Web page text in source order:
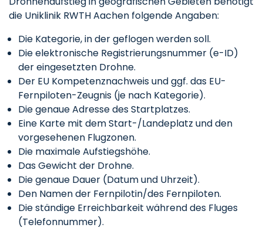
die Uniklinik RWTH Aachen folgende Angaben:
Die Kategorie, in der geflogen werden soll.
Die elektronische Registrierungsnummer (e-ID)
der eingesetzten Drohne.
Der EU Kompetenznachweis und ggf. das EU-
Fernpiloten-Zeugnis (je nach Kategorie).
Die genaue Adresse des Startplatzes.
Eine Karte mit dem Start-/Landeplatz und den
vorgesehenen Flugzonen.
Die maximale Aufstiegshöhe.
Das Gewicht der Drohne.
Die genaue Dauer (Datum und Uhrzeit).
Den Namen der Fernpilotin/des Fernpiloten.
Die ständige Erreichbarkeit während des Fluges
(Telefonnummer).